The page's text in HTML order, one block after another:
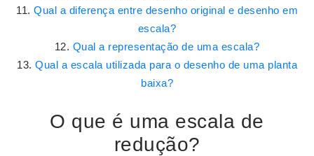
Qual a diferença entre desenho original e desenho em
escala?
Qual a representação de uma escala?
Qual a escala utilizada para o desenho de uma planta
baixa?
O que é uma escala de
redução?